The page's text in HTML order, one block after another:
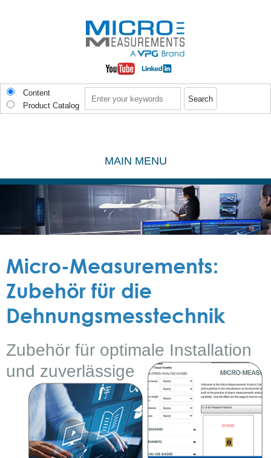
Content
Product Catalog
MAIN MENU
Micro-Measurements:
Zubehör für die
Dehnungsmesstechnik
Zubehör für optimale Installation
und zuverlässige